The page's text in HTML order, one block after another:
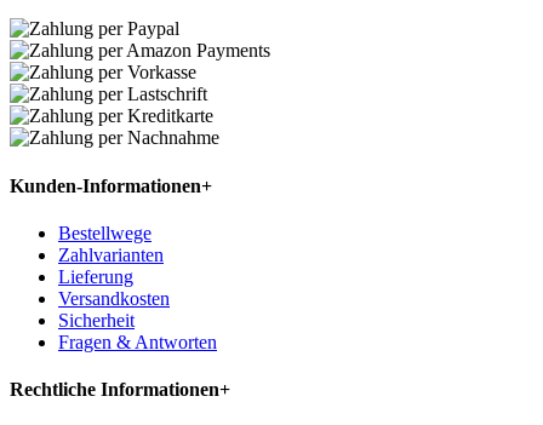
Kunden-Informationen+
Bestellwege
Zahlvarianten
Lieferung
Versandkosten
Sicherheit
Fragen & Antworten
Rechtliche Informationen+